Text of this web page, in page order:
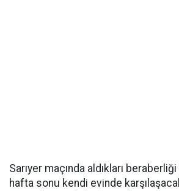
Sarıyer maçında aldıkları
hafta sonu kendi evinde